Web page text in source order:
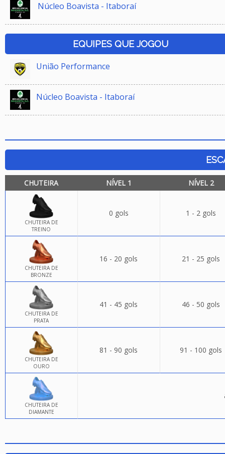
Núcleo Boavista - Itaboraí
EQUIPES QUE JOGOU
União Performance
Núcleo Boavista - Itaboraí
CHUTEIRA NÍVEL 1 NÍVEL 2
CHUTEIRA DE
TREINO
0 gols 1 - 2 gols
CHUTEIRA DE
BRONZE
16 - 20 gols 21 - 25 gols
CHUTEIRA DE
PRATA
41 - 45 gols 46 - 50 gols
CHUTEIRA DE
OURO
81 - 90 gols 91 - 100 gols
CHUTEIRA DE
DIAMANTE